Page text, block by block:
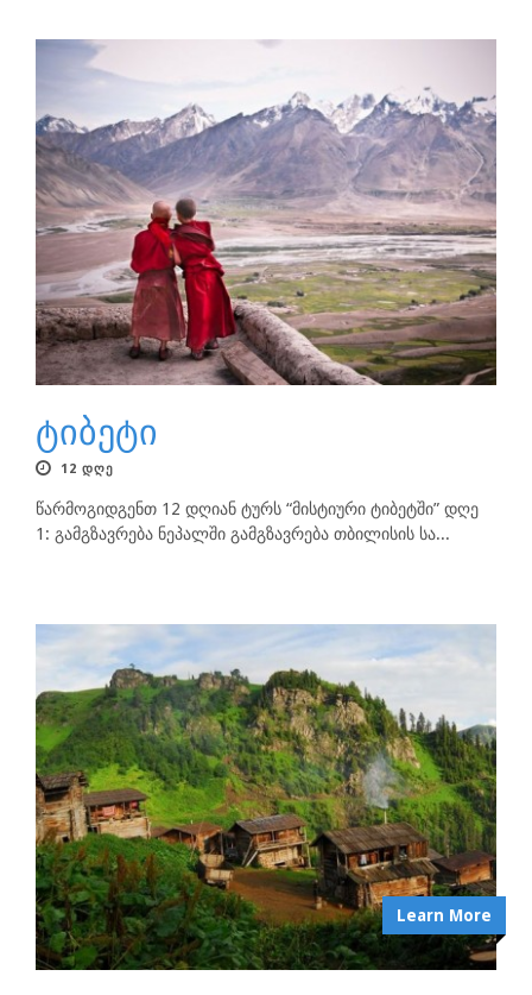
ტიბეტი
12 ᲓᲦᲔ
წარმოგიდგენთ 12 დღიან ტურს “მისტიური ტიბეტში” დღე
1: გამგზავრება ნეპალში გამგზავრება თბილისის სა...
Learn More